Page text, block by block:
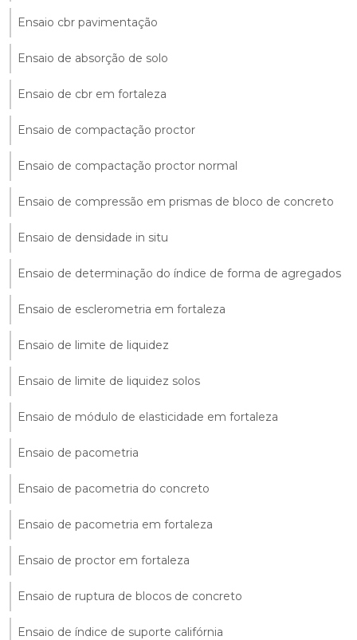
Ensaio cbr pavimentação
Ensaio de absorção de solo
Ensaio de cbr em fortaleza
Ensaio de compactação proctor
Ensaio de compactação proctor normal
Ensaio de compressão em prismas de bloco de concreto
Ensaio de densidade in situ
Ensaio de determinação do índice de forma de agregados
Ensaio de esclerometria em fortaleza
Ensaio de limite de liquidez
Ensaio de limite de liquidez solos
Ensaio de módulo de elasticidade em fortaleza
Ensaio de pacometria
Ensaio de pacometria do concreto
Ensaio de pacometria em fortaleza
Ensaio de proctor em fortaleza
Ensaio de ruptura de blocos de concreto
Ensaio de índice de suporte califórnia